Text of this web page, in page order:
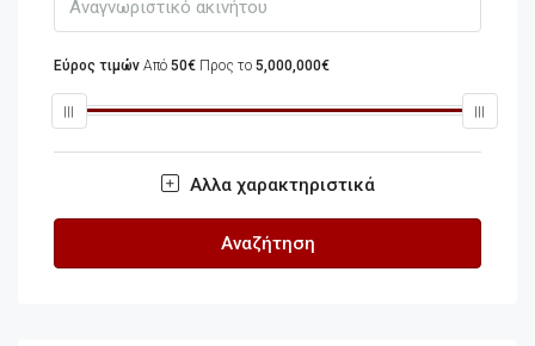
Εύρος τιμών Από 50€ Προς το 5,000,000€
Αλλα χαρακτηριστικά
Αναζήτηση